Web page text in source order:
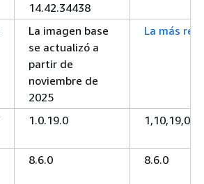
14.42.34438
La imagen base
se actualizó a
partir de
noviembre de
2025
La más
1.0.19.0 1,10,19,0
8.6.0 8.6.0